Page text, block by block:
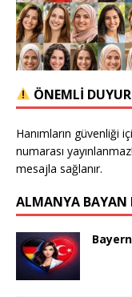
ÖNEMLİ
Hanımların güvenliği
numarası
mesajla sağlanır.
ALMANYA BAYAN